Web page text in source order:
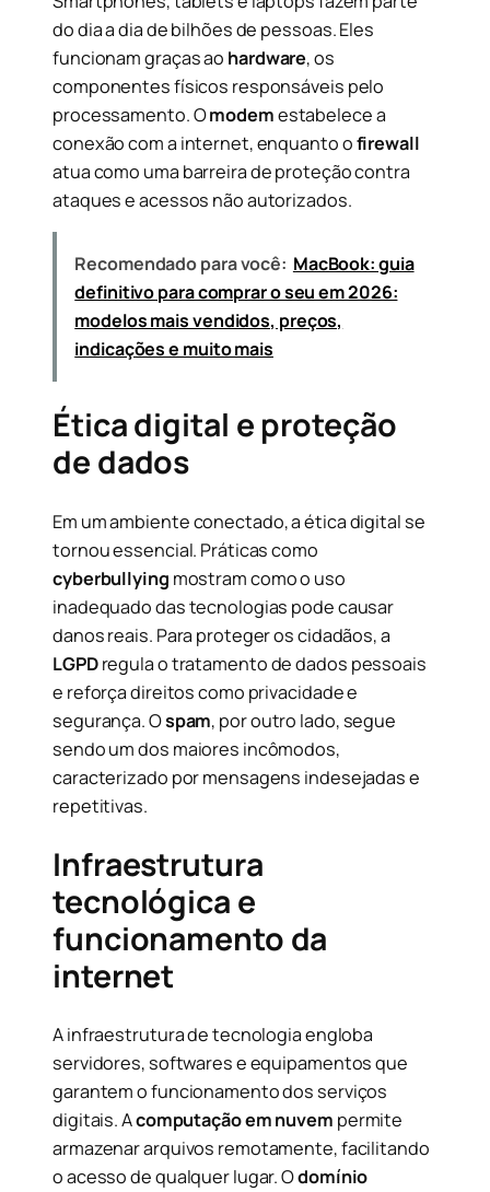
do dia a dia de bilhões de pessoas. Eles
funcionam graças ao hardware, os
componentes físicos responsáveis pelo
processamento. Omodemestabelece a
conexão com a internet, enquanto ofirewall
atua como uma barreira de proteção contra
ataques e acessos não autorizados.
Recomendado para você: MacBook: guia
definitivo para comprar o seu em 2026:
modelos mais vendidos, preços,
indicações e muito mais
Ética digital e proteção
de dados
Em um ambiente conectado, a ética digital se
tornou essencial. Práticas como
cyberbullying mostram como o uso
inadequado das tecnologias pode causar
danos reais. Para proteger os cidadãos, a
LGPDregula o tratamento de dados pessoais
e reforça direitos como privacidade e
segurança. Ospam, por outro lado, segue
sendo um dos maiores incômodos,
caracterizado por mensagens indesejadas e
repetitivas.
Infraestrutura
tecnológica e
funcionamento da
internet
A infraestrutura de tecnologia engloba
servidores, softwares e equipamentos que
garantem o funcionamento dos serviços
digitais. Acomputação em nuvem permite
armazenar arquivos remotamente, facilitando
o acesso de qualquer lugar. Odomínio